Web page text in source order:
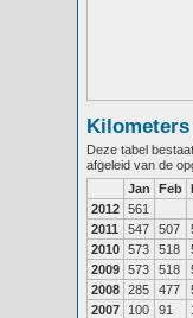
Deze tabel
afgeleid van de
Jan
Feb
2012 561
2011
547 507
2010 573 518
2009 573 518
2008 285 477
2007
100 91